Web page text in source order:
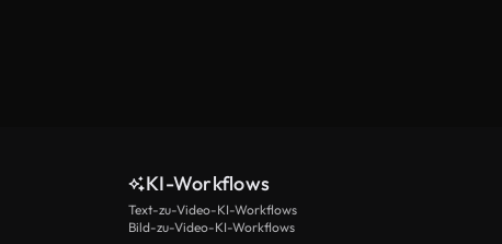
KI-Workflows
Text-zu-Video-KI-Workflows
Bild-zu-Video-KI-Workflows